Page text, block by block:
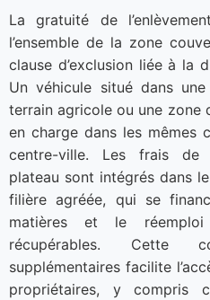
La gratuité de
l’ensemble de la zone
clause d’exclusion liée à la
Un véhicule situé dans
terrain agricole ou une zone
en charge dans les mêmes
centre-ville. Les frais de
plateau sont intégrés dans
filière agréée, qui se
matières et le
récupérables. Cette
supplémentaires facilite
propriétaires, y compris